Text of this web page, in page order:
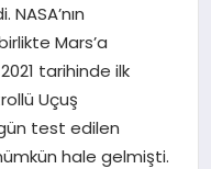
Mars’a
tarihinde ilk
Uçuş
test edilen
hale gelmişti.